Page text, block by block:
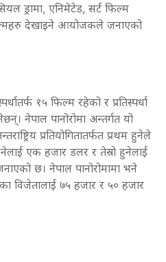
ड्रामा, एनिमेटेड, सर्ट फिल्म
देखाइने आयोजकले जनाएको
१५ फिल्म रहेको र प्रतिस्पर्धा
नेपाल पानोरोमा अन्तर्गत यो
प्रतियोगितातर्फत प्रथम हुनेले
एक हजार डलर र तेस्रो हुनेलाई
छ। नेपाल पानोरोमामा भने
विजेतालाई ७५ हजार र ५० हजार